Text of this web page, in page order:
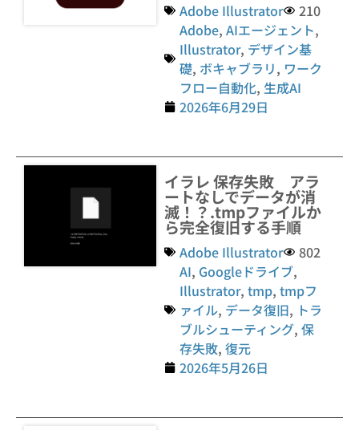
Adobe Illustrator
210
Adobe,AIエージェント,
Illustrator, デザイン基
礎, ボキャブラリ, ワーク
フロー自動化, 生成AI
2026年6月29日
イラレ 保存失敗 アラ
ートなしでデータが消
滅！？.tmpファイルか
ら完全復旧する手順
Adobe Illustrator
802
AI, Googleドライブ,
Illustrator,tmp,tmpフ
ァイル, データ復旧, トラ
ブルシューティング,保
存失敗,復元
2026年5月26日